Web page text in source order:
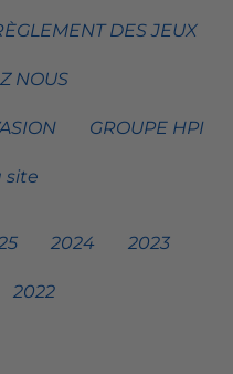
DES JEUX
NOUS
GROUPE HPI
site
2024 2023
2022